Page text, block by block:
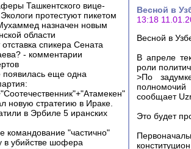
Ташкентского вице-
протестуют пикетом
назначен новым
области
спикера Сената
- комментарии
появилась еще одна
новую стратегию в Ираке.
в Эрбиле 5 иранских
командование "частично"
в убийстве шофера
Весной в
13:18
Весной в
В апреле
роли
>По
полномочий
сообщает
Это будет